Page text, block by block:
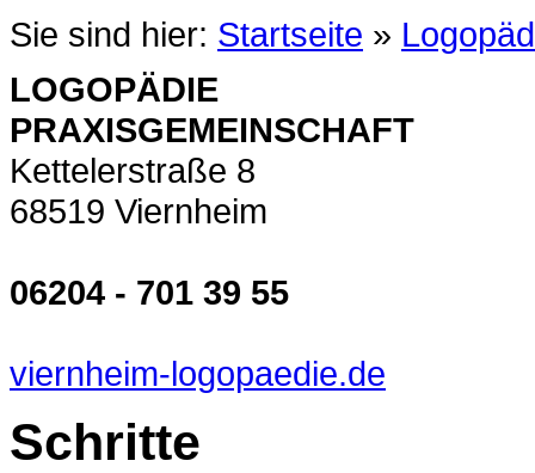
Sie sind hier: Startseite »
LOGOPÄDIE
PRAXISGEMEINSCHAFT
Kettelerstraße 8
68519 Viernheim
06204 - 701 39 55
viernheim-logopaedie.de
Schritte